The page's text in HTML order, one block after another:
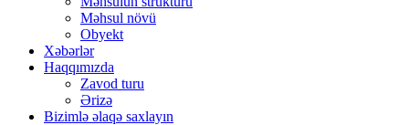
Məhsul növü
Obyekt
Xəbərlər
Haqqımızda
Zavod turu
Ərizə
Bizimlə əlaqə saxlayın